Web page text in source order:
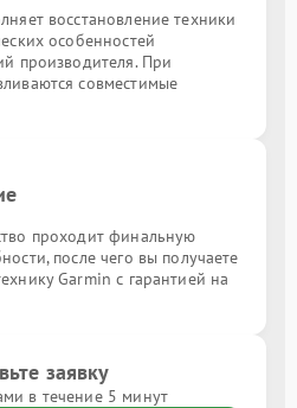
восстановление техники
особенностей
производителя. При
совместимые
проходит финальную
после чего вы получаете
Garmin с гарантией на
заявку
в течение 5 минут